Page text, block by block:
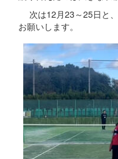
次は12月23～25日と
お願いします。